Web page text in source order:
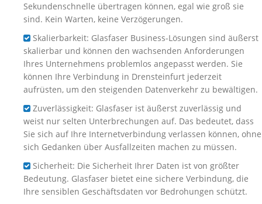
Sekundenschnelle übertragen können, egal wie groß sie
sind. Kein Warten, keine Verzögerungen.
Skalierbarkeit: Glasfaser Business-Lösungen sind äußerst
skalierbar und können den wachsenden Anforderungen
Ihres Unternehmens problemlos angepasst werden. Sie
können Ihre Verbindung in Drensteinfurt jederzeit
aufrüsten, um den steigenden Datenverkehr zu bewältigen.
Zuverlässigkeit: Glasfaser ist äußerst zuverlässig und
weist nur selten Unterbrechungen auf. Das bedeutet, dass
Sie sich auf Ihre Internetverbindung verlassen können, ohne
sich Gedanken über Ausfallzeiten machen zu müssen.
Sicherheit: Die Sicherheit Ihrer Daten ist von größter
Bedeutung. Glasfaser bietet eine sichere Verbindung, die
Ihre sensiblen Geschäftsdaten vor Bedrohungen schützt.